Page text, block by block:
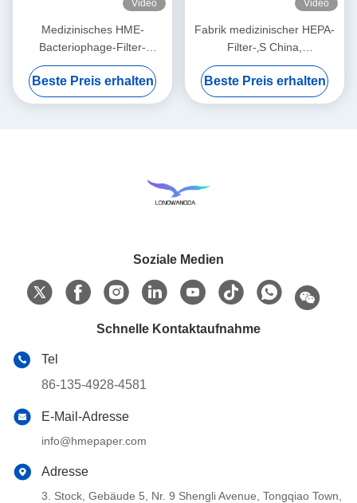
Video
Medizinisches HME-
Bacteriophage-Filter-
Membran-Weiß
Beste Preis erhalten
Video
Fabrik medizinischer HEPA-
Filter-‚S China,
Bacteriophagen BEF 99,99%
filtern
Beste Preis erhalten
Soziale Medien
Schnelle Kontaktaufnahme
Tel
86-135-4928-4581
E-Mail-Adresse
info@hmepaper.com
Adresse
3. Stock, Gebäude 5, Nr. 9 Shengli Avenue, Tongqiao Town,